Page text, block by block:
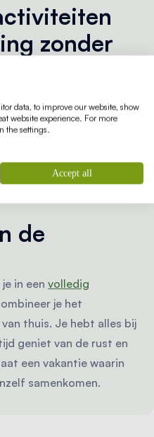
zonder
er genoeg te doen.
de omgeving, een
culinaire ervaring in
de drukte van een
de
in een volledig
je het
thuis. Je hebt alles bij
geniet van de rust en
een vakantie waarin
samenkomen.
data, to improve our website, show
website experience. For more
the settings.
Accept all